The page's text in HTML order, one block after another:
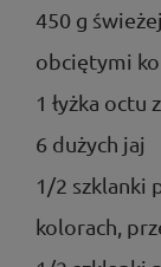
450 g
obciętymi
1 łyżka octu
6 dużych jaj
1/2 szklanki
kolorach,